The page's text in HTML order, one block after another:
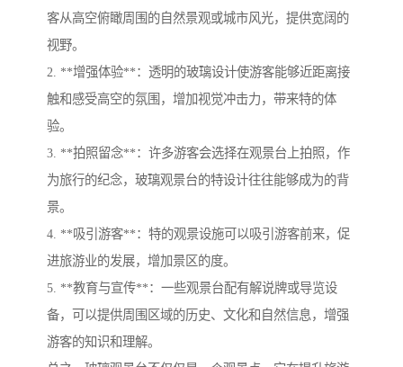
客从高空俯瞰周围的自然景观或城市风光，提供宽阔的
视野。
2. **增强体验**：透明的玻璃设计使游客能够近距离接
触和感受高空的氛围，增加视觉冲击力，带来特的体
验。
3. **拍照留念**：许多游客会选择在观景台上拍照，作
为旅行的纪念，玻璃观景台的特设计往往能够成为的背
景。
4. **吸引游客**：特的观景设施可以吸引游客前来，促
进旅游业的发展，增加景区的度。
5. **教育与宣传**：一些观景台配有解说牌或导览设
备，可以提供周围区域的历史、文化和自然信息，增强
游客的知识和理解。